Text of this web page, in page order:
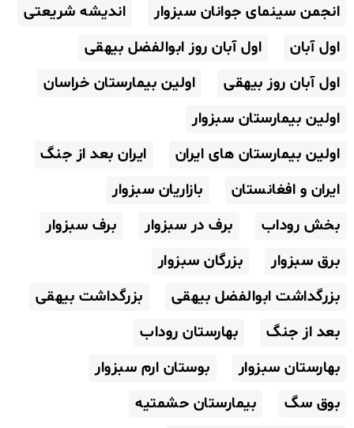
انجمن سینمای جوانان سبزوار
اندیشه شریعتی
اول آبان
اول آبان روز ابوالفضل بیهقی
اول آبان روز بیهقی
اولین بیمارستان خراسان
اولین بیمارستان سبزوار
اولین بیمارستان های ایران
ایران بعد از جنگ
ایران و افغانستان
بازاریان سبزوار
بخش روداب
برف در سبزوار
برف سبزوار
برق سبزوار
بزرگان سبزوار
بزرگداشت ابوالفضل بیهقی
بزرگداشت بیهقی
بعد از جنگ
بهارستان روداب
بهارستان سبزوار
بوستان ارم سبزوار
بوق سگ
بیمارستان حشمتیه